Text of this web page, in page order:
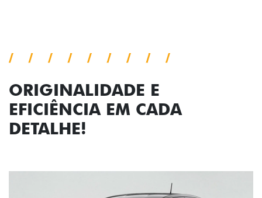
ORIGINALIDADE E
EFICIÊNCIA EM CADA
DETALHE!